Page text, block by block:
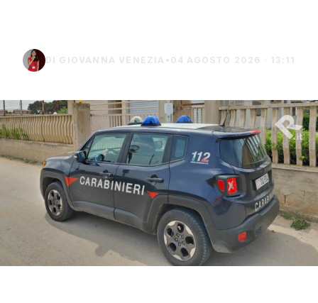
DI GIOVANNA VENEZIA • 04 AGOSTO 2026 · 13:11